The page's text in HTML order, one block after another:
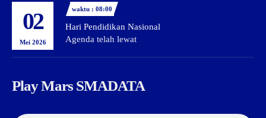
02
Mei 2026
waktu : 08:00
Hari Pendidikan Nasional
Agenda telah lewat
Play Mars SMADATA